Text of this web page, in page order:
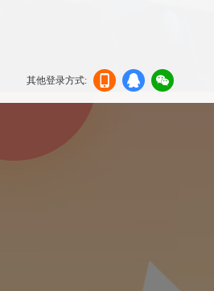
其他登录方式:
机登
登录
信登